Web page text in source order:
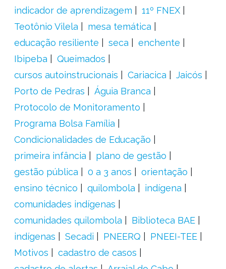
indicador de aprendizagem
11º FNEX
Teotônio Vilela
mesa temática
educação resiliente
seca
enchente
Ibipeba
Queimados
cursos autoinstrucionais
Cariacica
Jaicós
Porto de Pedras
Águia Branca
Protocolo de Monitoramento
Programa Bolsa Família
Condicionalidades de Educação
primeira infância
plano de gestão
gestão pública
0 a 3 anos
orientação
ensino técnico
quilombola
indígena
comunidades indígenas
comunidades quilombola
Biblioteca BAE
indígenas
Secadi PNEERQ
PNEEI-TEE
Motivos
cadastro de casos